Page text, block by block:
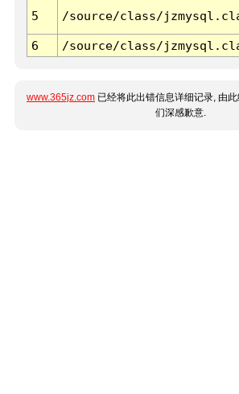
5 /source/class/
6 /source/class/
www.365jz.com 已经将此出错信息详细记录, 由
们深感歉意.